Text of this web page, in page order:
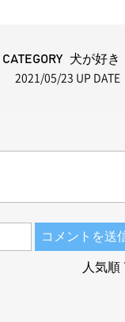
CATEGORY 犬が好き
2021/05/23 UP DATE